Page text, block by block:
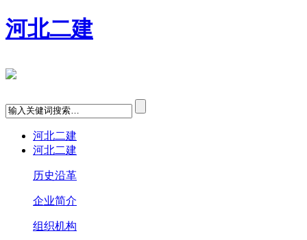
河北二建
河北二建
河北二建
历史沿革
企业简介
组织机构